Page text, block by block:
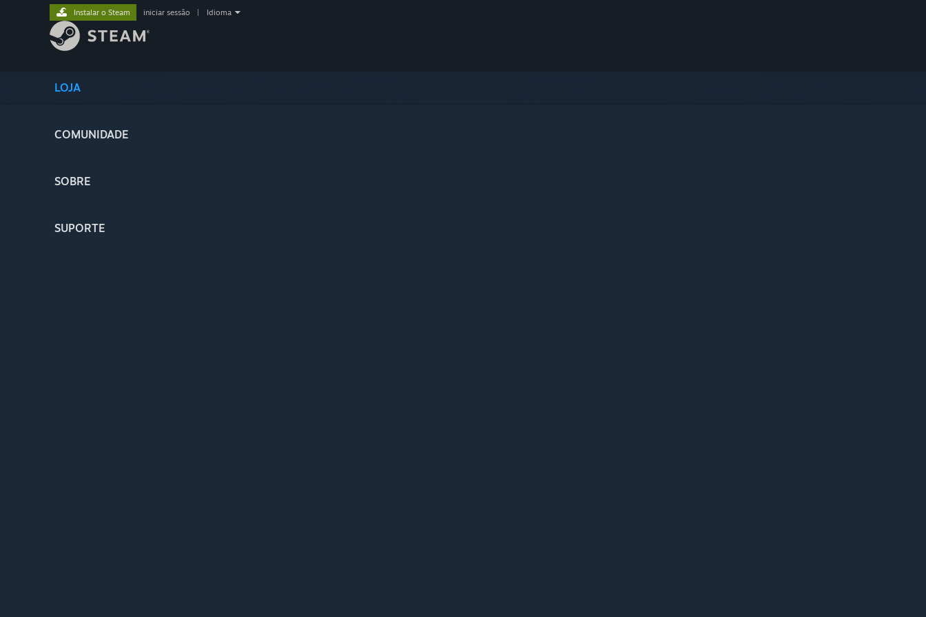
LOJA
COMUNIDADE
SOBRE
SUPORTE
Instalar o Steam iniciar sessão Idioma